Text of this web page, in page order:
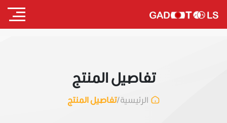
تفاصيل المنتج
الرئيسية/تفاصيل المنتج